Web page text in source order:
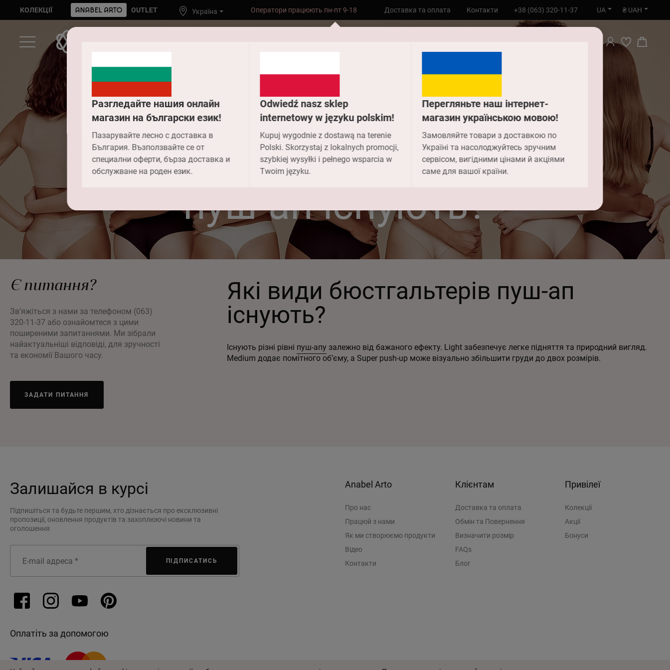
Разгледайте нашия онлайн
магазин на български език!
Пазарувайте лесно с доставка в
България. Възползвайте се от
специални оферти, бърза доставка и
обслужване на роден език.
Odwiedź nasz sklep
internetowy w języku polskim!
Kupuj wygodnie z dostawą na terenie
Polski. Skorzystaj z lokalnych promocji,
szybkiej wysyłki i pełnego wsparcia w
Twoim języku.
Перегляньте наш інтернет-
магазин українською мовою!
Замовляйте товари з доставкою по
Україні та насолоджуйтесь зручним
сервісом, вигідними цінами й акціями
саме для вашої країни.
КОЛЕКЦІЇ OUTLET Україна Оператори працюють пн-пт 9-18
Безкоштовна доставка до складу НП
Доставка та оплата Контакти +38 (063) 320-11-37 UA ₴ UAH
Головна FAQ Які види бюстгальтерів пуш-ап існують?
Які види бюстгальтерів
пуш-ап існують?
Є питання?
Зв’яжіться з нами за телефоном (063)
320-11-37 або ознайомтеся з цими
поширеними запитаннями. Ми зібрали
найактуальніші відповіді, для зручності
та економії Вашого часу.
ЗАДАТИ ПИТАННЯ
Які види бюстгальтерів пуш-ап
існують?
Існують різні рівні пуш-апу залежно від бажаного ефекту. Light забезпечує легке підняття та природний вигляд.
Medium додає помітного об’єму, а Super push-up може візуально збільшити груди до двох розмірів.
Залишайся в курсі
Підпишіться та будьте першим, хто дізнається про ексклюзивні
пропозиції, оновлення продуктів та захоплюючі новини та
оголошення
ПІДПИСАТИСЬ
Оплатіть за допомогою
Anabel Arto
Про нас
Працюй з нами
Як ми створюємо продукти
Відео
Контакти
Клієнтам
Доставка та оплата
Обмін та Повернення
Визначити розмiр
FAQs
Блог
Привілеї
Колекції
Акції
Бонуси